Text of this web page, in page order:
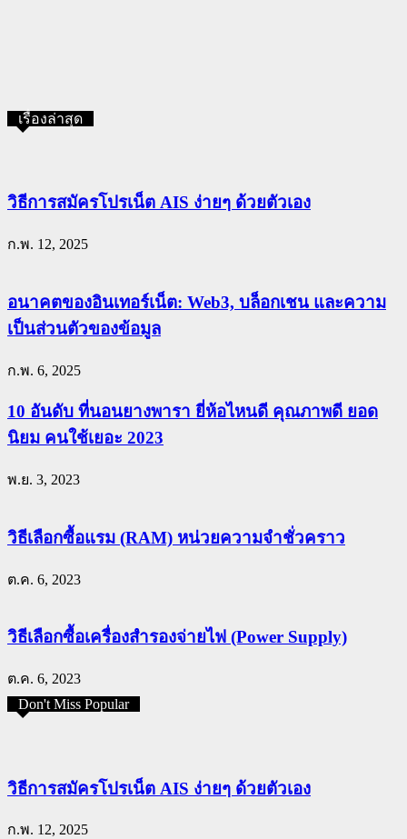
เรื่องล่าสุด
วิธีการสมัครโปรเน็ต AIS ง่ายๆ ด้วยตัวเอง
ก.พ. 12, 2025
อนาคตของอินเทอร์เน็ต: Web3, บล็อกเชน และความ
เป็นส่วนตัวของข้อมูล
ก.พ. 6, 2025
10 อันดับ ที่นอนยางพารา ยี่ห้อไหนดี คุณภาพดี ยอด
นิยม คนใช้เยอะ 2023
พ.ย. 3, 2023
วิธีเลือกซื้อแรม (RAM) หน่วยความจำชั่วคราว
ต.ค. 6, 2023
วิธีเลือกซื้อเครื่องสำรองจ่ายไฟ (Power Supply)
ต.ค. 6, 2023
Don't Miss Popular
วิธีการสมัครโปรเน็ต AIS ง่ายๆ ด้วยตัวเอง
ก.พ. 12, 2025